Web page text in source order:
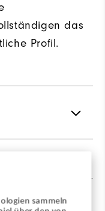
sammeln
das
Profil.
Sport Leisten